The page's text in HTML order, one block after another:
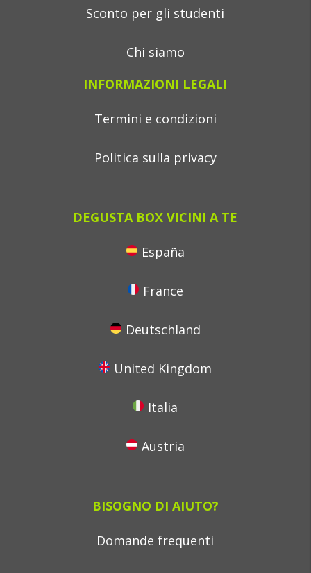
Sconto per gli studenti
Chi siamo
INFORMAZIONI LEGALI
Termini e condizioni
Politica sulla privacy
DEGUSTA BOX VICINI A TE
España
France
Deutschland
United Kingdom
Italia
Austria
BISOGNO DI AIUTO?
Domande frequenti